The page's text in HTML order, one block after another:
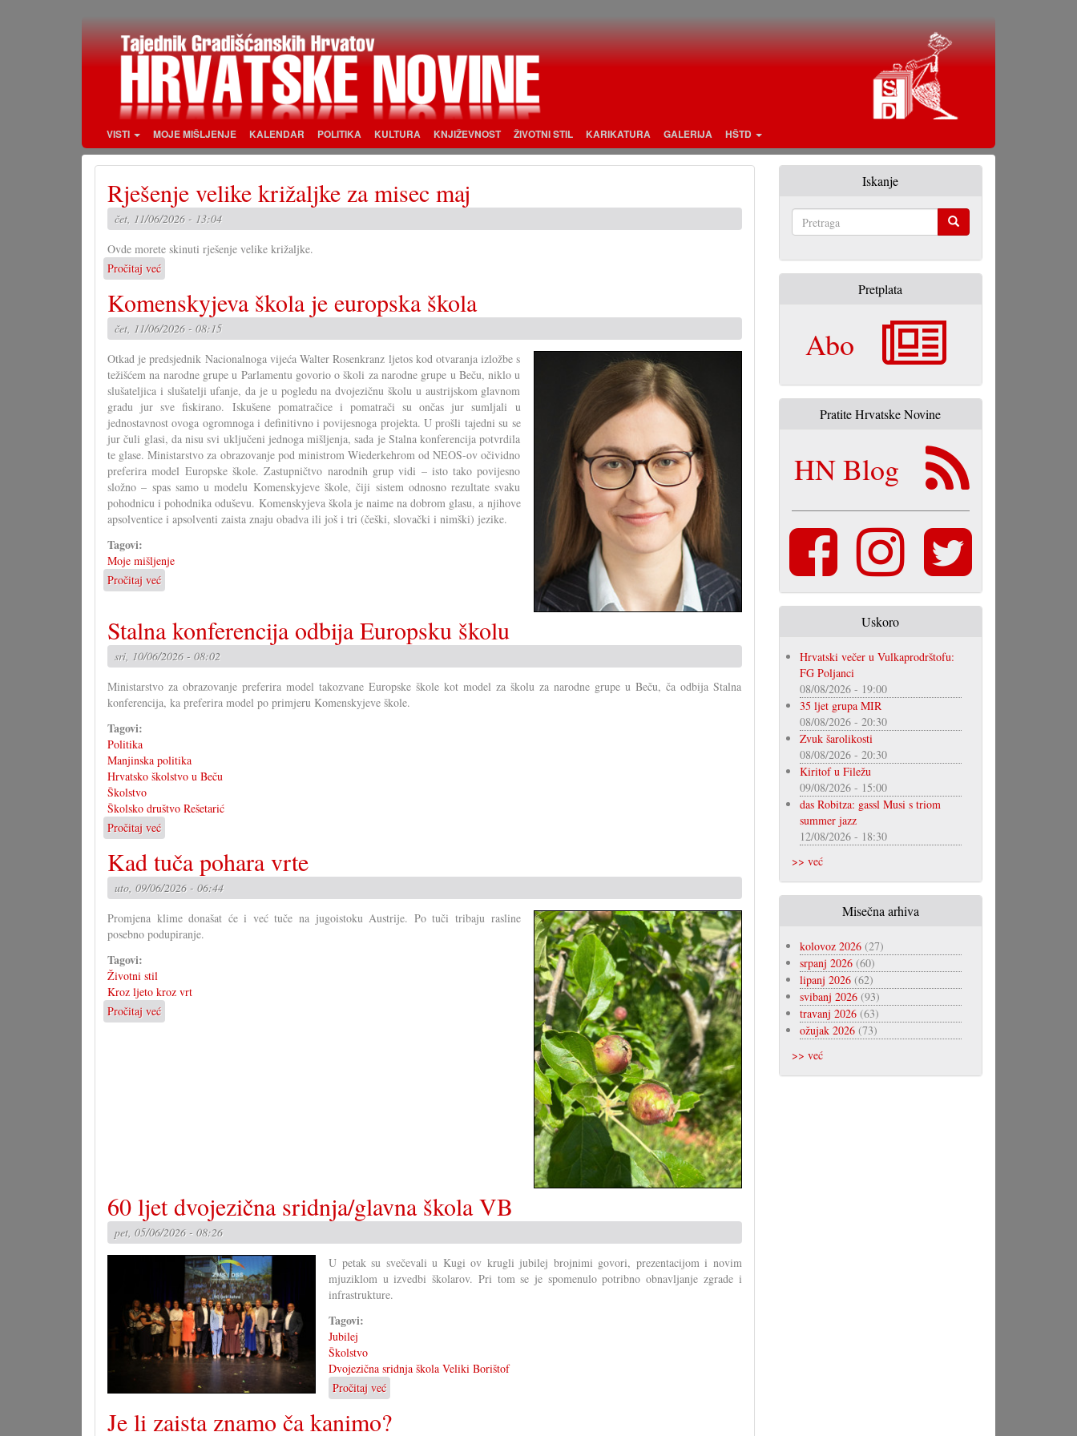
VISTI MOJE MIŠLJENJE KALENDAR POLITIKA KULTURA KNJIŽEVNOST ŽIVOTNI STIL KARIKATURA GALERIJA HŠTD
Rješenje velike križaljke za misec maj
čet, 11/06/2026 - 13:04
Ovde morete skinuti rješenje velike križaljke.
Pročitaj već
Rješenje
velike
križaljke
za
maj
Komenskyjeva škola je europska škola
čet, 11/06/2026 - 08:15
Otkad je predsjednik Nacionalnoga vijeća Walter Rosenkranz ljetos kod otvaranja izložbe s
težišćem na narodne grupe u Parlamentu govorio o školi za narodne grupe u Beču, niklo u
slušateljica i slušatelji ufanje, da je u pogledu na dvojezičnu školu u austrijskom glavnom
gradu jur sve fiskirano. Iskušene pomatračice i pomatrači su ončas jur sumljali u
jednostavnost ovoga ogromnoga i definitivno i povijesnoga projekta. U prošli tajedni su se
jur čuli glasi, da nisu svi uključeni jednoga mišljenja, sada je Stalna konferencija potvrdila
te glase. Ministarstvo za obrazovanje pod ministrom Wiederkehrom od NEOS-ov očividno
preferira model Europske škole. Zastupničtvo narodnih grup vidi – isto tako povijesno
složno – spas samo u modelu Komenskyjeve škole, čiji sistem odnosno rezultate svaku
pohodnicu i pohodnika oduševu. Komenskyjeva škola je naime na dobrom glasu, a njihove
apsolventice i apsolventi zaista znaju obadva ili još i tri (češki, slovački i nimški) jezike.
Tagovi:
Moje mišljenje
Pročitaj već
Komenskyjeva
je
europska
škola
Stalna konferencija odbija Europsku školu
sri, 10/06/2026 - 08:02
Ministarstvo za obrazovanje preferira model takozvane Europske škole kot model za školu za narodne grupe u Beču, ča odbija Stalna
konferencija, ka preferira model po primjeru Komenskyjeve škole.
Tagovi:
Politika
Manjinska politika
Hrvatsko školstvo u Beču
Školstvo
Školsko društvo Rešetarić
Pročitaj već
Stalna
konferencija
odbija
Europsku
Kad tuča pohara vrte
uto, 09/06/2026 - 06:44
Promjena klime donašat će i već tuče na jugoistoku Austrije. Po tuči tribaju rasline
posebno podupiranje.
Tagovi:
Životni stil
Kroz ljeto kroz vrt
Pročitaj već
Kad
60 ljet dvojezična sridnja/glavna škola VB
pet, 05/06/2026 - 08:26
U petak su svečevali u Kugi ov krugli jubilej brojnimi govori, prezentacijom i novim
mjuziklom u izvedbi školarov. Pri tom se je spomenulo potribno obnavljanje zgrade i
infrastrukture.
Tagovi:
Jubilej
Školstvo
Dvojezična sridnja škola Veliki Borištof
Pročitaj već
60
ljet
Je li zaista znamo ča kanimo?
Iskanje
Pretplata
Abo
Pratite Hrvatske Novine
HN Blog
Uskoro
Hrvatski večer u Vulkaprodrštofu:
FG Poljanci
08/08/2026 - 19:00
35 ljet grupa MIR
08/08/2026 - 20:30
Zvuk šarolikosti
08/08/2026 - 20:30
Kiritof u Filežu
09/08/2026 - 15:00
das Robitza: gassl Musi s triom
summer jazz
12/08/2026 - 18:30
>> već
Misečna arhiva
kolovoz 2026(27)
srpanj 2026(60)
lipanj 2026(62)
svibanj 2026(93)
travanj 2026(63)
ožujak 2026(73)
>> već